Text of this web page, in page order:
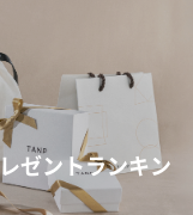
ゼントランキン